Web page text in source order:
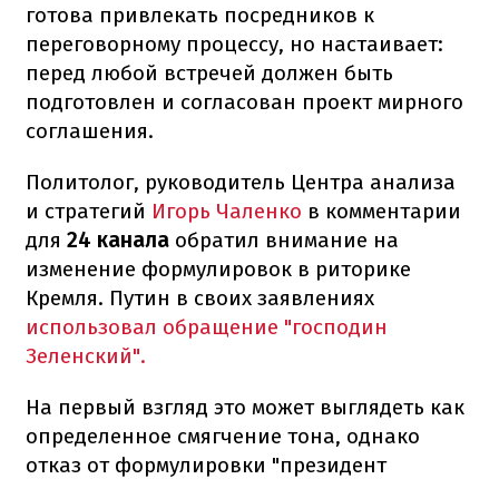
готова привлекать посредников к
переговорному процессу, но настаивает:
перед любой встречей должен быть
подготовлен и согласован проект мирного
соглашения.
Политолог, руководитель Центра анализа
и стратегий Игорь Чаленко в комментарии
для 24 канала обратил внимание на
изменение формулировок в риторике
Кремля. Путин в своих заявлениях
использовал обращение "господин
Зеленский".
На первый взгляд это может выглядеть как
определенное смягчение тона, однако
отказ от формулировки "президент